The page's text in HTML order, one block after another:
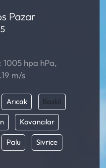
Pazar
1005 hpa hPa,
m/s
Arıcak Baskil
Kovancılar
Palu Sivrice